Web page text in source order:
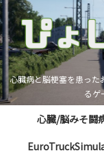
心臓病と脳梗塞を患った
るゲ
心臓/脳みそ闘